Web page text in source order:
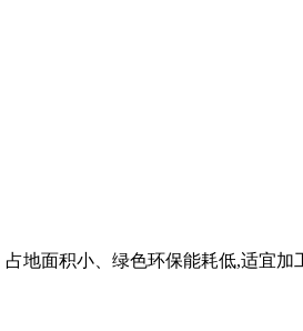
地面积小、绿色环保能耗低,适宜